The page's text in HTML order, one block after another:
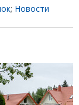
; Новости